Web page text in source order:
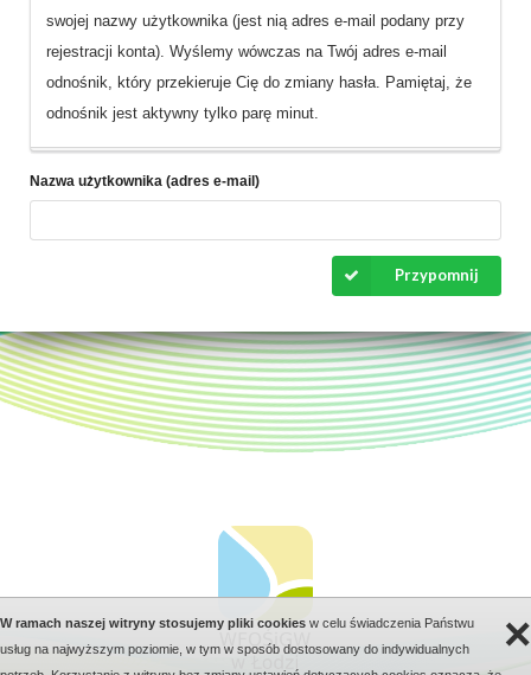
swojej nazwy użytkownika (jest nią adres e-mail podany przy
rejestracji konta). Wyślemy wówczas na Twój adres e-mail
odnośnik, który przekieruje Cię do zmiany hasła. Pamiętaj, że
odnośnik jest aktywny tylko parę minut.
Nazwa użytkownika (adres e-mail)
Przypomnij
×
W ramach naszej witryny stosujemy pliki cookies w celu świadczenia Państwu
usług na najwyższym poziomie, w tym w sposób dostosowany do indywidualnych